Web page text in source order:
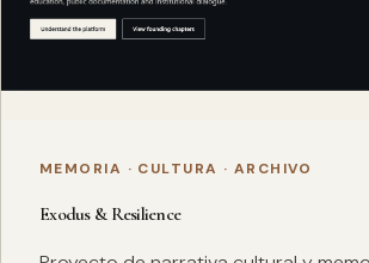
MEMORIA · CULTURA · ARCHIVO
Exodus & Resilience